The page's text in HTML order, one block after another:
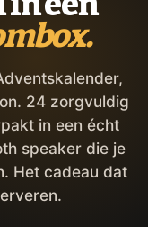
24 zorgvuldig
in een écht
speaker die je
Het cadeau dat